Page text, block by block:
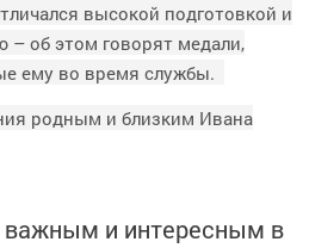
высокой подготовкой и
– об этом говорят медали,
ему во время службы.
родным и близким Ивана
и интересным в